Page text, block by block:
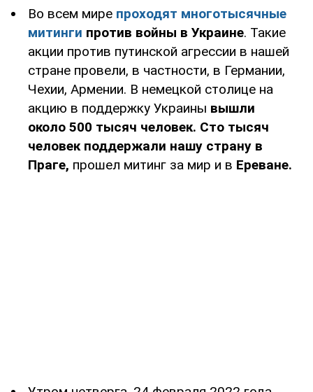
Во всем мире проходят многотысячные
митинги против войны в Украине. Такие
акции против путинской агрессии в нашей
стране провели, в частности, в Германии,
Чехии, Армении. В немецкой столице на
акцию в поддержку Украины вышли
около 500 тысяч человек. Сто тысяч
человек поддержали нашу страну в
Праге, прошел митинг за мир и в Ереване.